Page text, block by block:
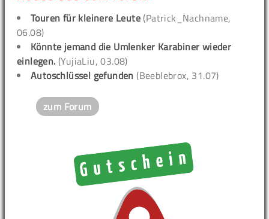
Touren für kleinere Leute (Patrick_Nachname,
06.08)
Könnte jemand die Umlenker Karabiner wieder
einlegen. (YujiaLiu, 03.08)
Autoschlüssel gefunden (Beeblebrox, 31.07)
zum Forum